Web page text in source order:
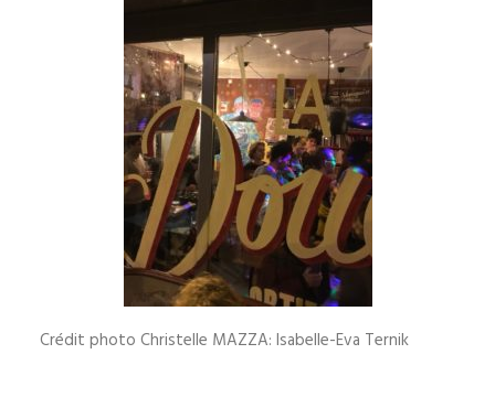
Crédit photo Christelle MAZZA: Isabelle-Eva Ternik